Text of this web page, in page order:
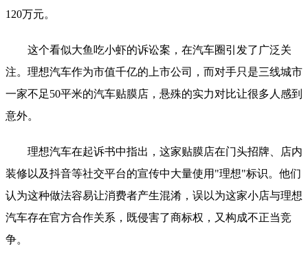
120万元。
这个看似大鱼吃小虾的诉讼案，在汽车圈引发了广泛关
注。理想汽车作为市值千亿的上市公司，而对手只是三线城市
一家不足50平米的汽车贴膜店，悬殊的实力对比让很多人感到
意外。
理想汽车在起诉书中指出，这家贴膜店在门头招牌、店内
装修以及抖音等社交平台的宣传中大量使用"理想"标识。他们
认为这种做法容易让消费者产生混淆，误以为这家小店与理想
汽车存在官方合作关系，既侵害了商标权，又构成不正当竞
争。